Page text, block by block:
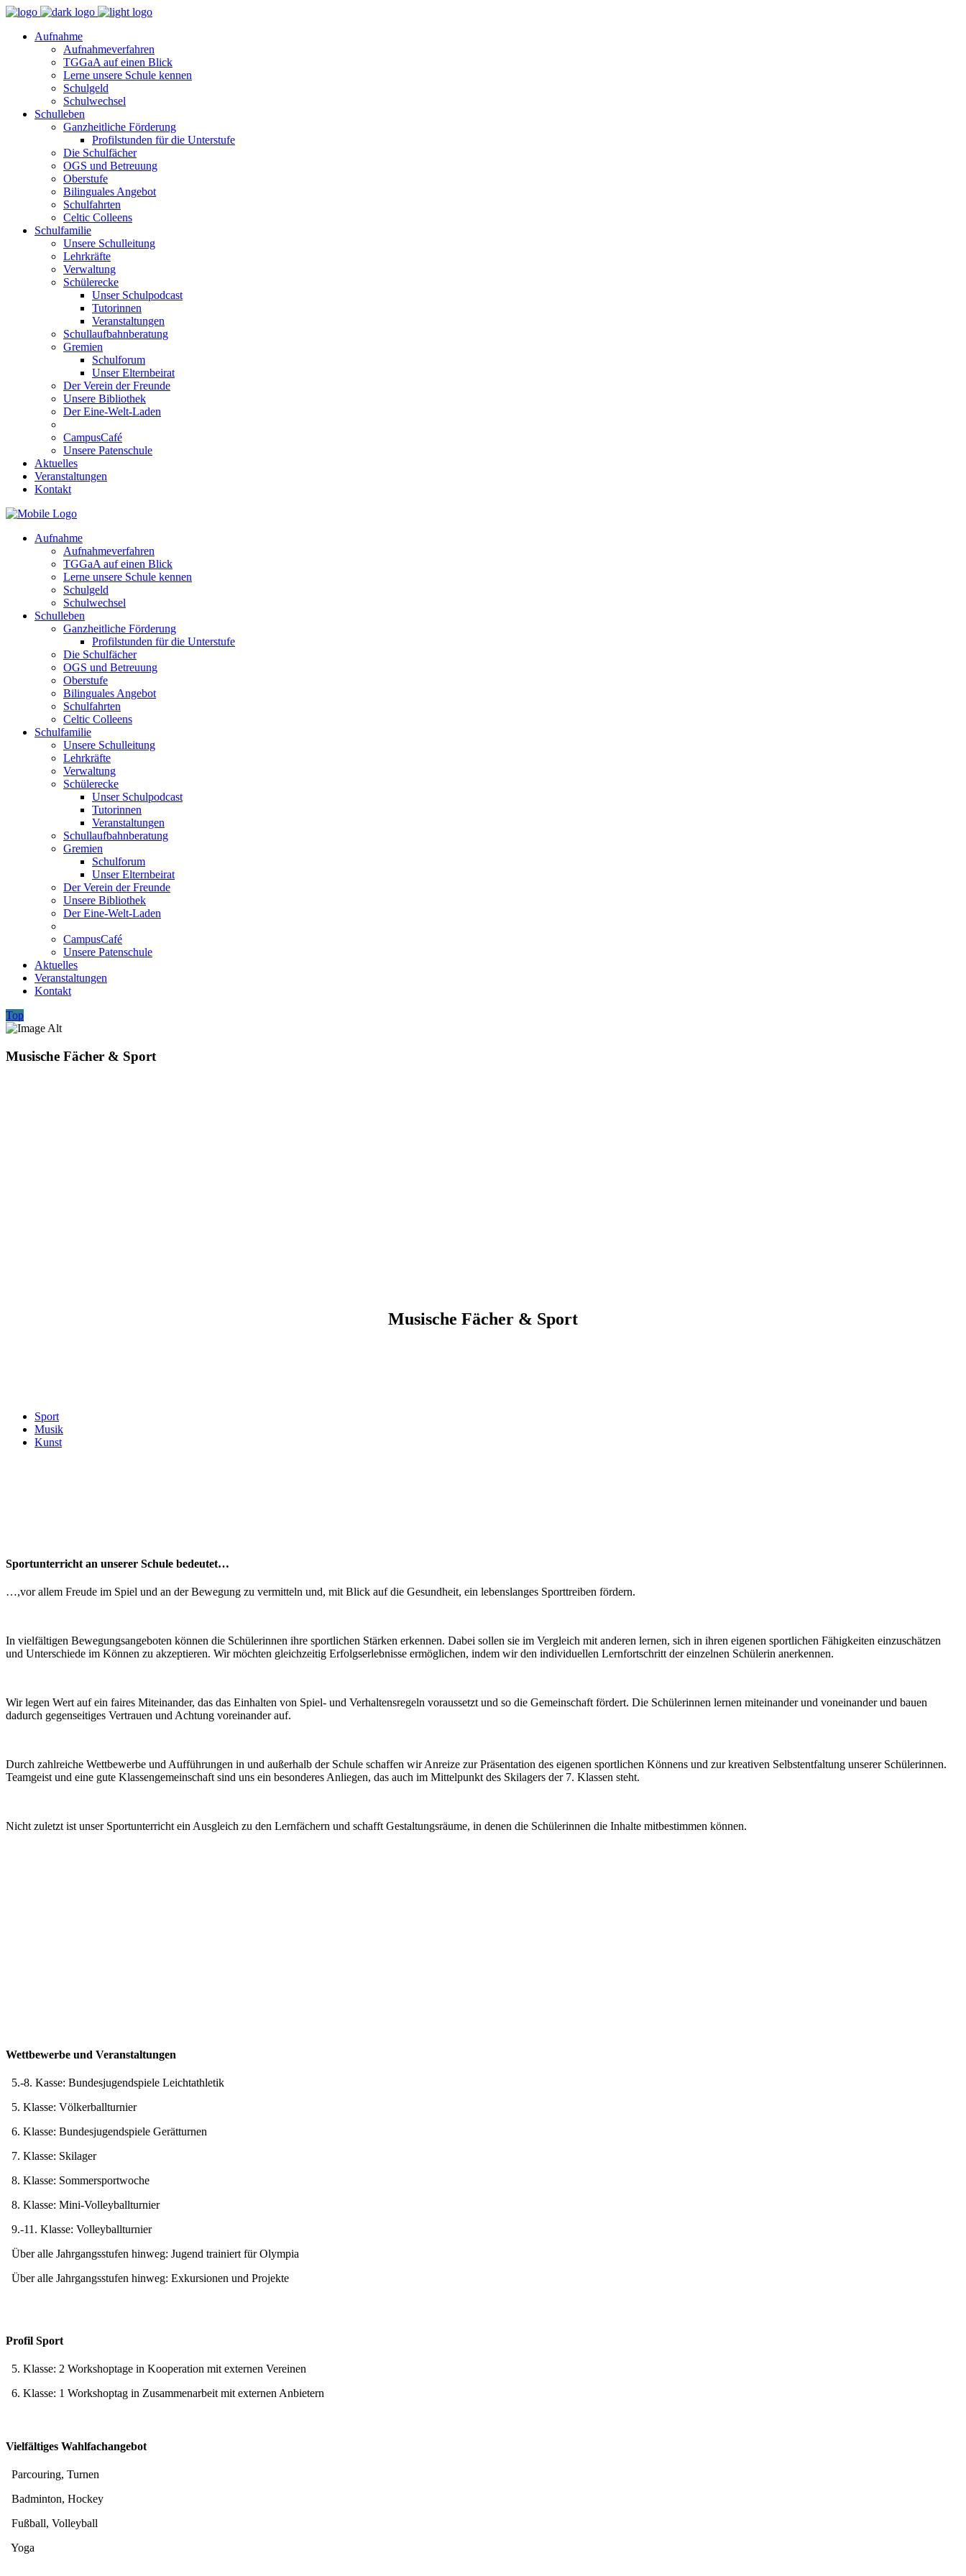
Aufnahme
Aufnahmeverfahren
TGGaA auf einen Blick
Lerne unsere Schule kennen
Schulgeld
Schulwechsel
Schulleben
Ganzheitliche Förderung
Profilstunden für die Unterstufe
Die Schulfächer
OGS und Betreuung
Oberstufe
Bilinguales Angebot
Schulfahrten
Celtic Colleens
Schulfamilie
Unsere Schulleitung
Lehrkräfte
Verwaltung
Schülerecke
Unser Schulpodcast
Tutorinnen
Veranstaltungen
Schullaufbahnberatung
Gremien
Schulforum
Unser Elternbeirat
Der Verein der Freunde
Unsere Bibliothek
Der Eine-Welt-Laden
CampusCafé
Unsere Patenschule
Aktuelles
Veranstaltungen
Kontakt
Aufnahme
Aufnahmeverfahren
TGGaA auf einen Blick
Lerne unsere Schule kennen
Schulgeld
Schulwechsel
Schulleben
Ganzheitliche Förderung
Profilstunden für die Unterstufe
Die Schulfächer
OGS und Betreuung
Oberstufe
Bilinguales Angebot
Schulfahrten
Celtic Colleens
Schulfamilie
Unsere Schulleitung
Lehrkräfte
Verwaltung
Schülerecke
Unser Schulpodcast
Tutorinnen
Veranstaltungen
Schullaufbahnberatung
Gremien
Schulforum
Unser Elternbeirat
Der Verein der Freunde
Unsere Bibliothek
Der Eine-Welt-Laden
CampusCafé
Unsere Patenschule
Aktuelles
Veranstaltungen
Kontakt
Top
Musische Fächer & Sport
Musische Fächer & Sport
Sport
Musik
Kunst
Sportunterricht an unserer Schule bedeutet…
…,vor allem Freude im Spiel und an der Bewegung zu vermitteln und, mit Blick auf die Gesundheit, ein lebenslanges Sporttreiben fördern.
In vielfältigen Bewegungsangeboten können die Schülerinnen ihre sportlichen Stärken erkennen. Dabei sollen sie im Vergleich mit anderen lernen, sich in ihren eigenen sportlichen Fähigkeiten einzuschätzen
und Unterschiede im Können zu akzeptieren. Wir möchten gleichzeitig Erfolgserlebnisse ermöglichen, indem wir den individuellen Lernfortschritt der einzelnen Schülerin anerkennen.
Wir legen Wert auf ein faires Miteinander, das das Einhalten von Spiel- und Verhaltensregeln voraussetzt und so die Gemeinschaft fördert. Die Schülerinnen lernen miteinander und voneinander und bauen
dadurch gegenseitiges Vertrauen und Achtung voreinander auf.
Durch zahlreiche Wettbewerbe und Aufführungen in und außerhalb der Schule schaffen wir Anreize zur Präsentation des eigenen sportlichen Könnens und zur kreativen Selbstentfaltung unserer Schülerinnen.
Teamgeist und eine gute Klassengemeinschaft sind uns ein besonderes Anliegen, das auch im Mittelpunkt des Skilagers der 7. Klassen steht.
Nicht zuletzt ist unser Sportunterricht ein Ausgleich zu den Lernfächern und schafft Gestaltungsräume, in denen die Schülerinnen die Inhalte mitbestimmen können.
Wettbewerbe und Veranstaltungen
5.-8. Kasse: Bundesjugendspiele Leichtathletik
5. Klasse: Völkerballturnier
6. Klasse: Bundesjugendspiele Gerätturnen
7. Klasse: Skilager
8. Klasse: Sommersportwoche
8. Klasse: Mini-Volleyballturnier
9.-11. Klasse: Volleyballturnier
Über alle Jahrgangsstufen hinweg: Jugend trainiert für Olympia
Über alle Jahrgangsstufen hinweg: Exkursionen und Projekte
Profil Sport
5. Klasse: 2 Workshoptage in Kooperation mit externen Vereinen
6. Klasse: 1 Workshoptag in Zusammenarbeit mit externen Anbietern
Vielfältiges Wahlfachangebot
Parcouring, Turnen
Badminton, Hockey
Fußball, Volleyball
Yoga